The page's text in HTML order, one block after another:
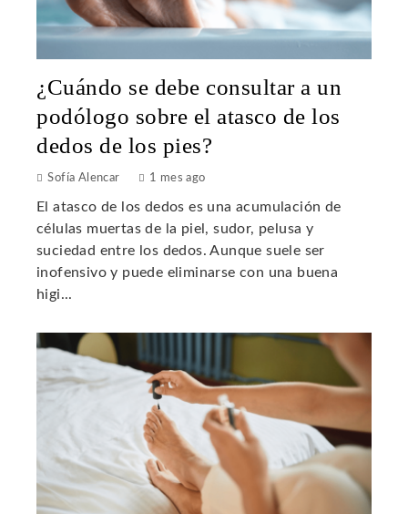
¿Cuándo se debe consultar a un
podólogo sobre el atasco de los
dedos de los pies?
Sofía Alencar 1 mes ago
El atasco de los dedos es una acumulación de
células muertas de la piel, sudor, pelusa y
suciedad entre los dedos. Aunque suele ser
inofensivo y puede eliminarse con una buena
higi...